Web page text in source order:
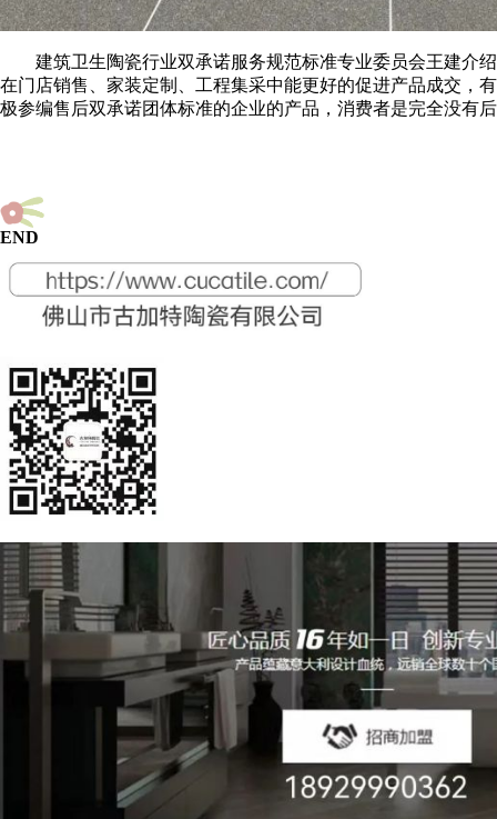
建筑卫生陶瓷行业双承诺服务规范标准专业委员会王建介绍
在门店销售、家装定制、工程集采中能更好的促进产品成交，
极参编售后双承诺团体标准的企业的产品，消费者是完全没有
END